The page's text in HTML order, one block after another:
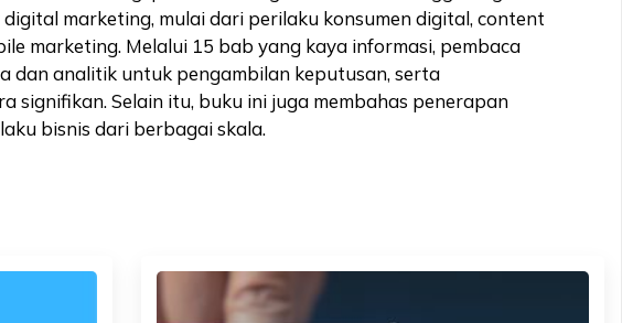
marketing, mulai dari perilaku konsumen digital, content
marketing. Melalui 15 bab yang kaya informasi, pembaca
dan analitik untuk pengambilan keputusan, serta
signifikan. Selain itu, buku ini juga membahas penerapan
bisnis dari berbagai skala.